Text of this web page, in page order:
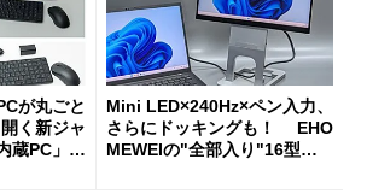
が丸ごと
く新ジャ
蔵PC」の
Mini LED×240Hz×ペン入力、
さらにドッキングも！ EHO
MEWEIの"全部入り"16型モ